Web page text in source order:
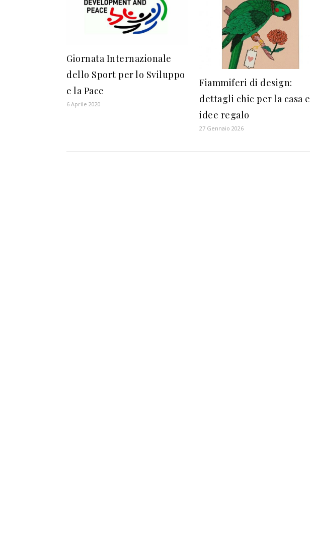
Giornata Internazionale
dello Sport per lo Sviluppo
e la Pace
6 Aprile 2020
Fiammiferi di design:
dettagli chic per la casa e
idee regalo
27 Gennaio 2026